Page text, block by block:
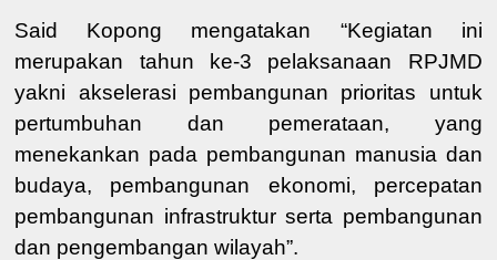
Said Kopong mengatakan “Kegiatan ini
merupakan tahun ke-3 pelaksanaan RPJMD
yakni akselerasi pembangunan prioritas untuk
pertumbuhan dan pemerataan, yang
menekankan pada pembangunan manusia dan
budaya, pembangunan ekonomi, percepatan
pembangunan infrastruktur serta pembangunan
dan pengembangan wilayah”.